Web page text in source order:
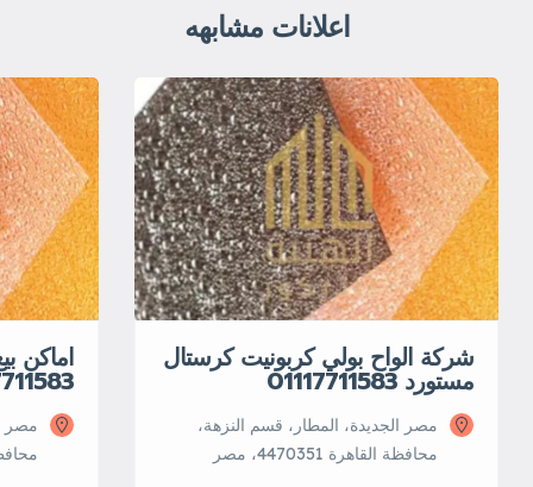
اعلانات مشابهه
شركة الواح بولي كربونيت كرستال
مستورد 01117711583
مصر الجديدة، المطار، قسم النزهة،
محافظة القاهرة‬ 4470351، مصر
اماكن
مصر
محافظة